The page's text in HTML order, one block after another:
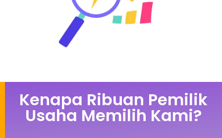
Kenapa Ribuan Pemilik
Usaha Memilih Kami?